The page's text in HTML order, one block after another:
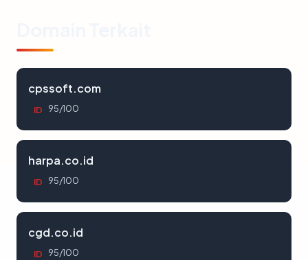
cpssoft.com
ID 95/100
harpa.co.id
ID 95/100
cgd.co.id
ID 95/100